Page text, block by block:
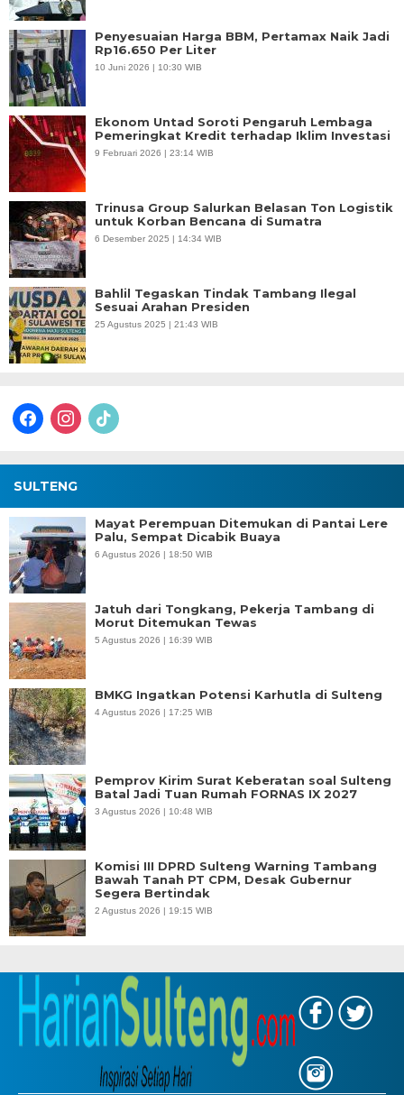
Penyesuaian Harga BBM, Pertamax Naik Jadi
Rp16.650 Per Liter
10 Juni 2026 | 10:30 WIB
Ekonom Untad Soroti Pengaruh Lembaga
Pemeringkat Kredit terhadap Iklim Investasi
9 Februari 2026 | 23:14 WIB
Trinusa Group Salurkan Belasan Ton Logistik
untuk Korban Bencana di Sumatra
6 Desember 2025 | 14:34 WIB
Bahlil Tegaskan Tindak Tambang Ilegal
Sesuai Arahan Presiden
25 Agustus 2025 | 21:43 WIB
facebookinstagram
tiktok
SULTENG
Mayat Perempuan Ditemukan di Pantai Lere
Palu, Sempat Dicabik Buaya
6 Agustus 2026 | 18:50 WIB
Jatuh dari Tongkang, Pekerja Tambang di
Morut Ditemukan Tewas
5 Agustus 2026 | 16:39 WIB
BMKG Ingatkan Potensi Karhutla di Sulteng
4 Agustus 2026 | 17:25 WIB
Pemprov Kirim Surat Keberatan soal Sulteng
Batal Jadi Tuan Rumah FORNAS IX 2027
3 Agustus 2026 | 10:48 WIB
Komisi III DPRD Sulteng Warning Tambang
Bawah Tanah PT CPM, Desak Gubernur
Segera Bertindak
2 Agustus 2026 | 19:15 WIB